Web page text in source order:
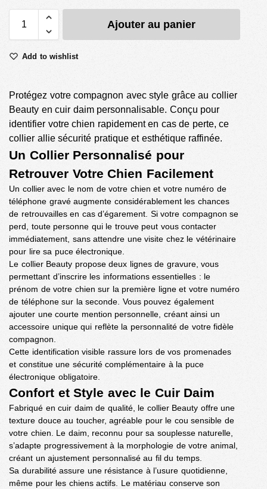
Ajouter au panier
Add to wishlist
Protégez votre compagnon avec style grâce au collier
Beauty en cuir daim personnalisable. Conçu pour
identifier votre chien rapidement en cas de perte, ce
collier allie sécurité pratique et esthétique raffinée.
Un Collier Personnalisé pour
Retrouver Votre Chien Facilement
Un collier avec le nom de votre chien et votre numéro de
téléphone gravé augmente considérablement les chances
de retrouvailles en cas d’égarement. Si votre compagnon se
perd, toute personne qui le trouve peut vous contacter
immédiatement, sans attendre une visite chez le vétérinaire
pour lire sa puce électronique.
Le collier Beauty propose deux lignes de gravure, vous
permettant d’inscrire les informations essentielles : le
prénom de votre chien sur la première ligne et votre numéro
de téléphone sur la seconde. Vous pouvez également
ajouter une courte mention personnelle, créant ainsi un
accessoire unique qui reflète la personnalité de votre fidèle
compagnon.
Cette identification visible rassure lors de vos promenades
et constitue une sécurité complémentaire à la puce
électronique obligatoire.
Confort et Style avec le Cuir Daim
Fabriqué en cuir daim de qualité, le collier Beauty offre une
texture douce au toucher, agréable pour le cou sensible de
votre chien. Le daim, reconnu pour sa souplesse naturelle,
s’adapte progressivement à la morphologie de votre animal,
créant un ajustement personnalisé au fil du temps.
Sa durabilité assure une résistance à l’usure quotidienne,
même pour les chiens actifs. Le matériau conserve son